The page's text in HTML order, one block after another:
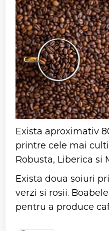
Exista aproximativ
printre cele mai
Robusta, Liberica si
Exista doua soiuri
verzi si rosii.
pentru a produce